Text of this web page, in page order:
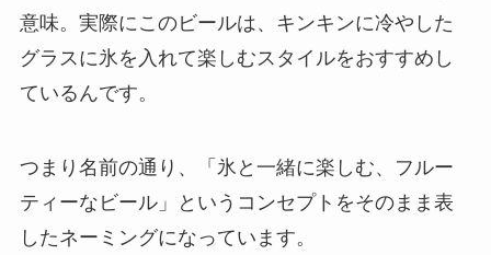
意味。実際にこのビールは、キンキンに冷やした
グラスに氷を入れて楽しむスタイルをおすすめし
ているんです。
つまり名前の通り、「氷と一緒に楽しむ、フルー
ティーなビール」というコンセプトをそのまま表
したネーミングになっています。